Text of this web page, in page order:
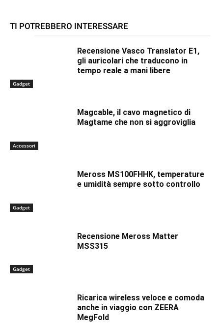
TI POTREBBERO INTERESSARE
Gadget
Recensione Vasco Translator E1,
gli auricolari che traducono in
tempo reale a mani libere
Accessori
Magcable, il cavo magnetico di
Magtame che non si aggroviglia
Gadget
Meross MS100FHHK, temperature
e umidità sempre sotto controllo
Gadget
Recensione Meross Matter
MSS315
Ricarica wireless veloce e comoda
anche in viaggio con ZEERA
MegFold